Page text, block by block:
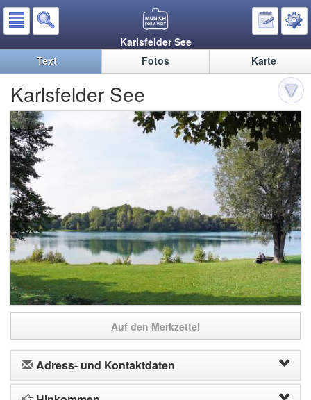
Karlsfelder See
Text
Fotos Karte
Karlsfelder See
Auf den Merkzettel
Adress- und Kontaktdaten